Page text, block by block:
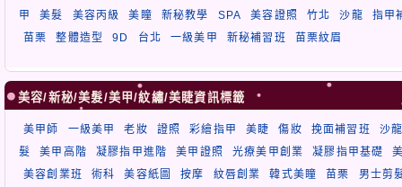
甲
美髮 美容丙級 美瞳 新秘教學 SPA 美容證照 竹北 沙龍
指甲
苗栗
整體造型 9D 台北 一級美甲 新秘補習班 苗栗紋眉
美容/新秘/美髮/美甲/紋繡/美睫資訊標籤
美甲師 一級美甲 老妝 證照 彩繪指甲 美睫 傷妝 挽面補習班
沙
髮
美甲高階 凝膠指甲進階 美甲證照 光療美甲創業 凝膠指甲基礎
美容創業班
術科 美容紙圖 按摩 紋唇創業 韓式美瞳 苗栗
男士剪